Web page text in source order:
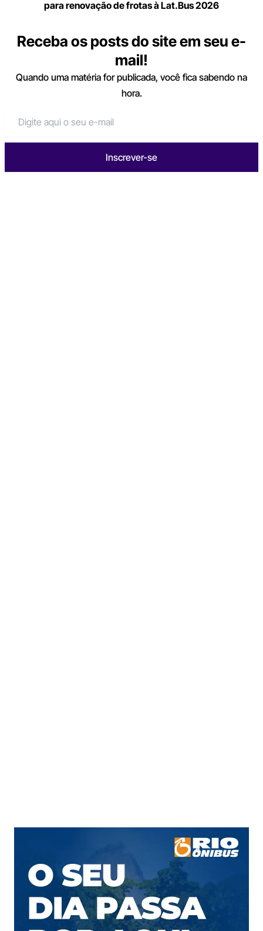
para renovação de frotas à Lat.Bus 2026
Receba os posts do site em seu e-
mail!
Quando uma matéria for publicada, você fica sabendo na
hora.
Inscrever-se